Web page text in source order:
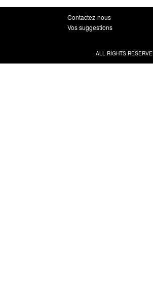
Contactez-nous
Vos suggestions
ALL RIGHTS